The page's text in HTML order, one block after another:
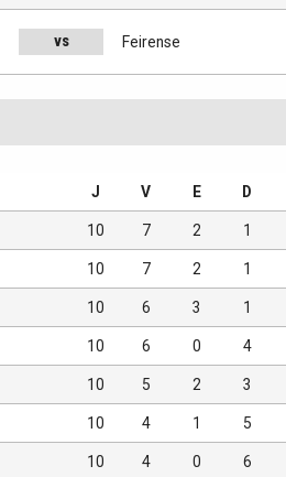
vs Feirense
J V E D
10 7 2 1
10 7 2 1
10 6 3 1
10 6 0 4
10 5 2 3
10 4 1 5
10 4 0 6